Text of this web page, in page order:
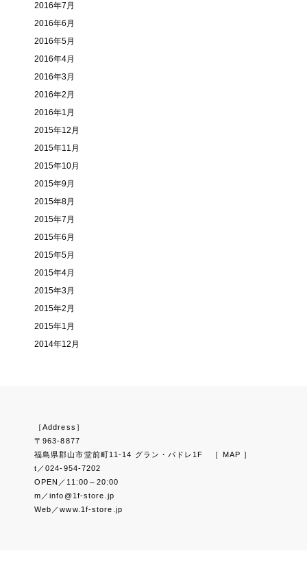
2016年7月
2016年6月
2016年5月
2016年4月
2016年3月
2016年2月
2016年1月
2015年12月
2015年11月
2015年10月
2015年9月
2015年8月
2015年7月
2015年6月
2015年5月
2015年4月
2015年3月
2015年2月
2015年1月
2014年12月
［Address］
〒963-8877
福島県郡山市堂前町11-14 グラン・パドレ1F
［ MAP ］
t／024-954-7202
OPEN／11:00～20:00
m／info@1f-store.jp
Web／www.1f-store.jp